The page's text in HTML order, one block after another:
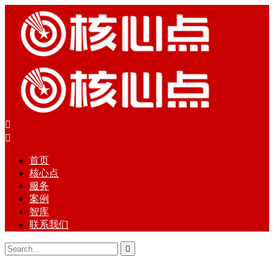


首页
核心点
服务
案例
智库
联系我们
